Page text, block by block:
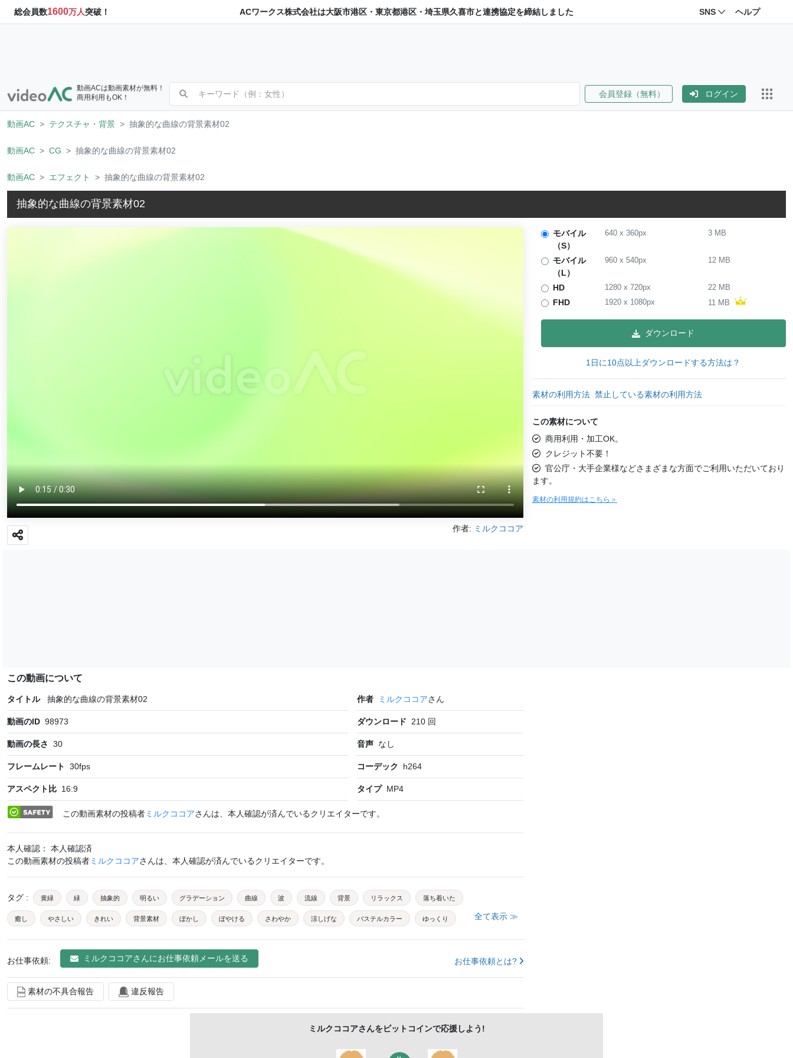
総会員数1600万人突破！ ACワークス株式会社は大阪市港区・東京都港区・埼玉県久喜市と連携協定を締結しました SNS ヘルプ
動画ACは動画素材が無料！
商用利用もOK！
会員登録（無料） ログイン
動画AC テクスチャ・背景 抽象的な曲線の背景素材02
動画AC CG 抽象的な曲線の背景素材02
動画AC エフェクト 抽象的な曲線の背景素材02
抽象的な曲線の背景素材02
作者: ミルクココア
モバイル
（S）
640x 360px 3 MB
モバイル
（L）
960x 540px 12 MB
HD 1280x 720px 22 MB
FHD 1920x 1080px 11 MB
ダウンロード
1日に10点以上ダウンロードする方法は？
素材の利用方法 禁止している素材の利用方法
この素材について
商用利用・加工OK。
クレジット不要！
官公庁・大手企業様などさまざまな方面でご利用いただいており
ます。
素材の利用規約はこちら＞
この動画について
タイトル 抽象的な曲線の背景素材02
動画のID 98973
動画の長さ 30
フレームレート 30fps
アスペクト比 16:9
作者 ミルクココアさん
ダウンロード 210 回
音声 なし
コーデック h264
タイプ MP4
この動画素材の投稿者ミルクココアさんは、本人確認が済んでいるクリエイターです。
本人確認： 本人確認済
この動画素材の投稿者ミルクココアさんは、本人確認が済んでいるクリエイターです。
タグ : 黄緑 緑 抽象的 明るい グラデーション 曲線 波 流線 背景 リラックス 落ち着いた
癒し やさしい きれい 背景素材 ぼかし ぼやける さわやか 涼しげな パステルカラー ゆっくり
イメージ モーション ループ バックグラウンド オープニング エンディング 文字スペース アイキャッチ
シンプル タイトル 見出し テクスチャ cg エフェクト 幻想的
全て表示 ≫
お仕事依頼: ミルクココアさんにお仕事依頼メールを送る お仕事依頼とは?
素材の不具合報告 違反報告
ミルクココアさんをビットコインで応援しよう!